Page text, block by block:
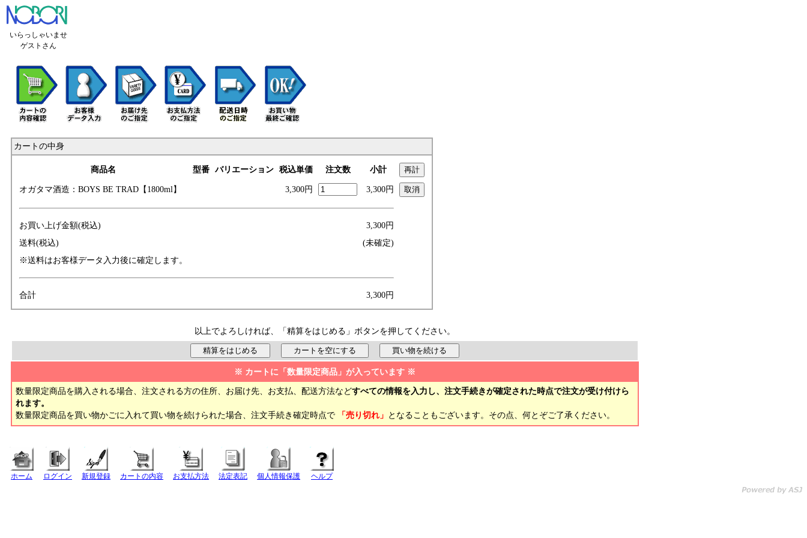
いらっしゃいませ
ゲストさん
カートの中身
商品名 型番 バリエーション 税込単価 注文数 小計
オガタマ酒造：BOYS BE TRAD【1800ml】 3,300円 3,300円
お買い上げ金額(税込)
3,300円
送料(税込)
(未確定)
※送料はお客様データ入力後に確定します。
合計 3,300円
以上でよろしければ、「精算をはじめる」ボタンを押してください。
※ カートに「数量限定商品」が入っています ※
数量限定商品を購入される場合、注文される方の住所、お届け先、お支払、配送方法などすべての情報を入力し、注文手続きが確定された時点で注文が受け付けら
れます。
数量限定商品を買い物かごに入れて買い物を続けられた場合、注文手続き確定時点で
「売り切れ」 となることもございます。その点、何とぞご了承ください。
ホーム ログイン 新規登録 カートの内容 お支払方法 法定表記 個人情報保護 ヘルプ